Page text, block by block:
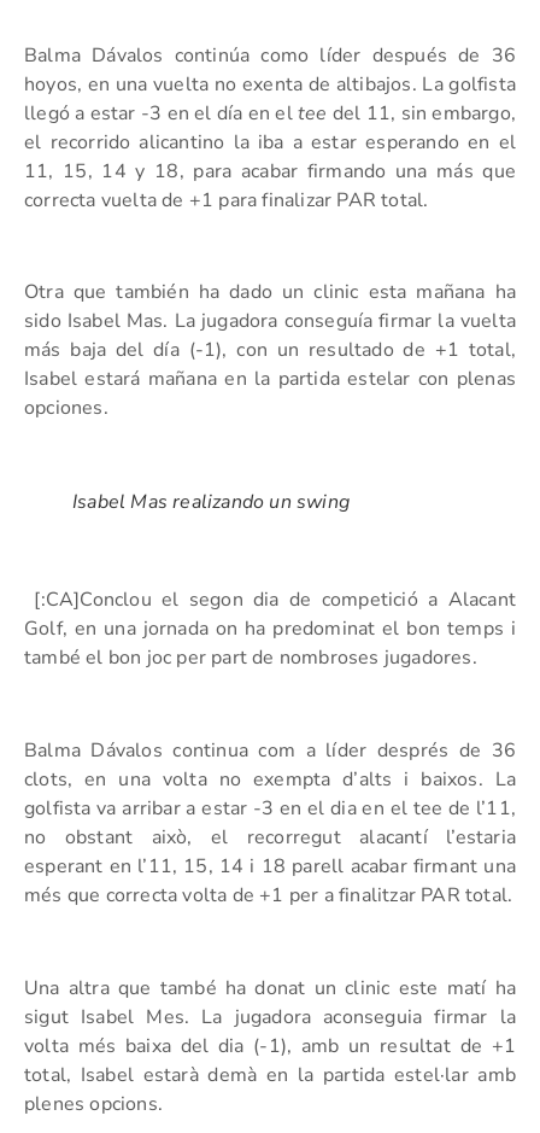
Balma Dávalos continúa como líder después de 36
hoyos, en una vuelta no exenta de altibajos. La golfista
llegó a estar -3 en el día en eltee del 11, sin embargo,
el recorrido alicantino la iba a estar esperando en el
11, 15, 14 y 18, para acabar firmando una más que
correcta vuelta de +1 para finalizar PAR total.
Otra que también ha dado un clinic esta mañana ha
sido Isabel Mas. La jugadora conseguía firmar la vuelta
más baja del día (-1), con un resultado de +1 total,
Isabel estará mañana en la partida estelar con plenas
opciones.
Isabel Mas realizando un swing
[:CA]Conclou el segon dia de competició a Alacant
Golf, en una jornada on ha predominat el bon temps i
també el bon joc per part de nombroses jugadores.
Balma Dávalos continua com a líder després de 36
clots, en una volta no exempta d’alts i baixos. La
golfista va arribar a estar -3 en el dia en el tee de l’11,
no obstant això, el recorregut alacantí l’estaria
esperant en l’11, 15, 14 i 18 parell acabar firmant una
més que correcta volta de +1 per a finalitzar PAR total.
Una altra que també ha donat un clinic este matí ha
sigut Isabel Mes. La jugadora aconseguia firmar la
volta més baixa del dia (-1), amb un resultat de +1
total, Isabel estarà demà en la partida estel·lar amb
plenes opcions.